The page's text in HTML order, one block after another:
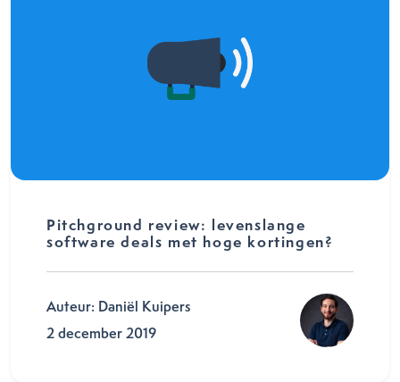
Pitchground review: levenslange
software deals met hoge kortingen?
Auteur: Daniël Kuipers
2 december 2019